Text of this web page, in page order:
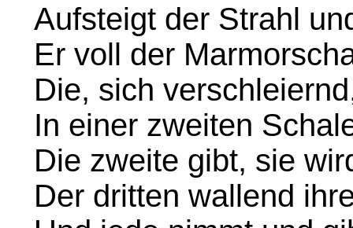
Aufsteigt der Strahl
Er voll der
Die, sich
In einer zweiten
Die zweite gibt, sie
Der dritten wallend